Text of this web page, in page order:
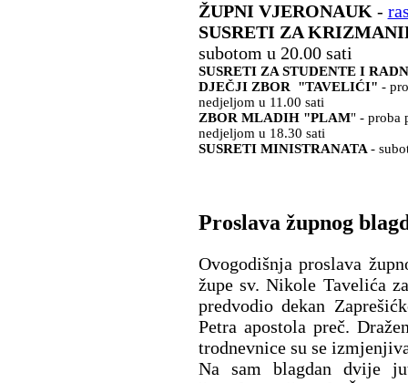
ŽUPNI VJERONAUK -
SUSRETI ZA
subotom u 20.00 sati
SUSRETI ZA STUDENTE I
DJEČJI ZBOR "TAVELIĆI" -
nedjeljom u 11.00 sati
ZBOR MLADIH "PLAM" - proba
nedjeljom u 18.30 sati
SUSRETI MINISTRANATA -
Proslava župnog
Ovogodišnja proslava
župe sv. Nikole Tavelića
predvodio dekan
Petra apostola preč.
trodnevnice su se
Na sam blagdan dvije